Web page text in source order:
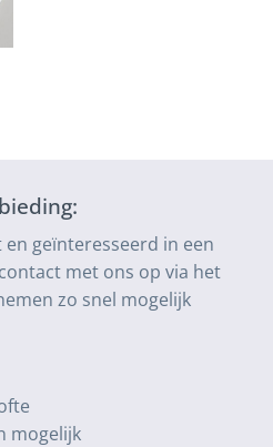
en geïnteresseerd in een
met ons op via het
zo snel mogelijk
mogelijk